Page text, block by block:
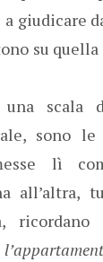
giudicare
su
una scala
sono le
lì
all’altra,